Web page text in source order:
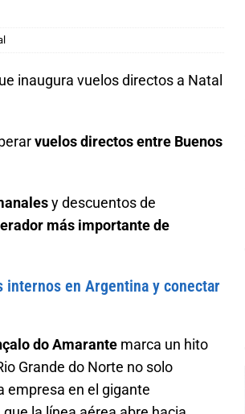
vuelos directos entre Buenos
y descuentos de
más importante de
internos en Argentina y conectar
do Amarante marca un hito
Grande do Norte no solo
empresa en el gigante